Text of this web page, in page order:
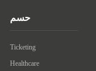
حسم
Ticketing
Healthcare